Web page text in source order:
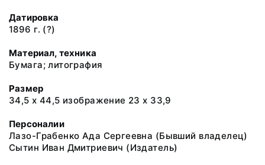
Датировка
1896 г. (?)
Материал, техника
Бумага; литография
Размер
34,5 х 44,5 изображение 23 х 33,9
Персоналии
Лазо-Грабенко Ада Сергеевна (Бывший владелец)
Сытин Иван Дмитриевич (Издатель)